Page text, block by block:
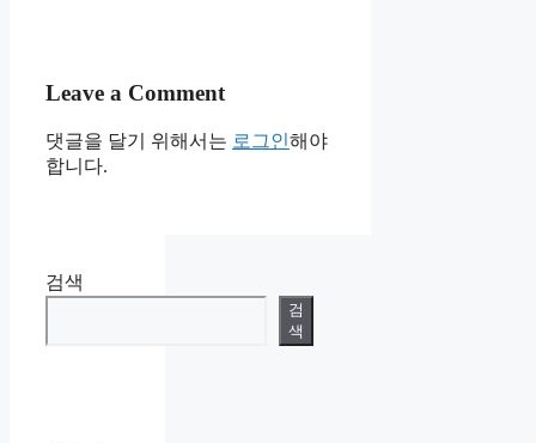
Leave a Comment
댓글을 달기 위해서는 로그인해야
합니다.
검색
검
색